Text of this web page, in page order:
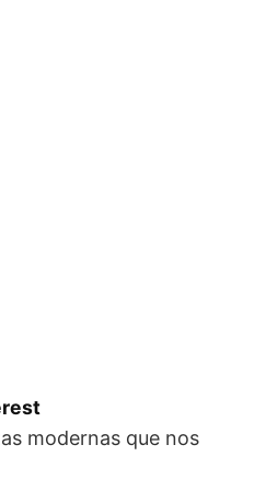
modernas que nos